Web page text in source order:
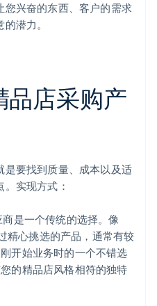
您兴奋的东西、客户的需求
潜力。
品店采购产
是要找到质量、成本以及适
实现方式：
是一个传统的选择。像
精心挑选的产品，通常有较
开始业务时的一个不错选
的精品店风格相符的独特